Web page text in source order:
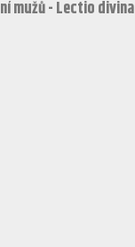
mužů - Lectio divina